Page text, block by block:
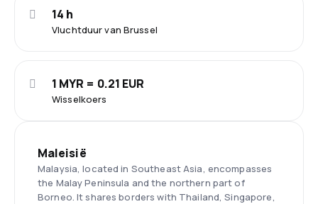
Vluchtduur van Brussel
14 h
Wisselkoers
1 MYR = 0.21 EUR
Maleisië
Malaysia, located in Southeast Asia, encompasses
the Malay Peninsula and the northern part of
Borneo. It shares borders with Thailand, Singapore,